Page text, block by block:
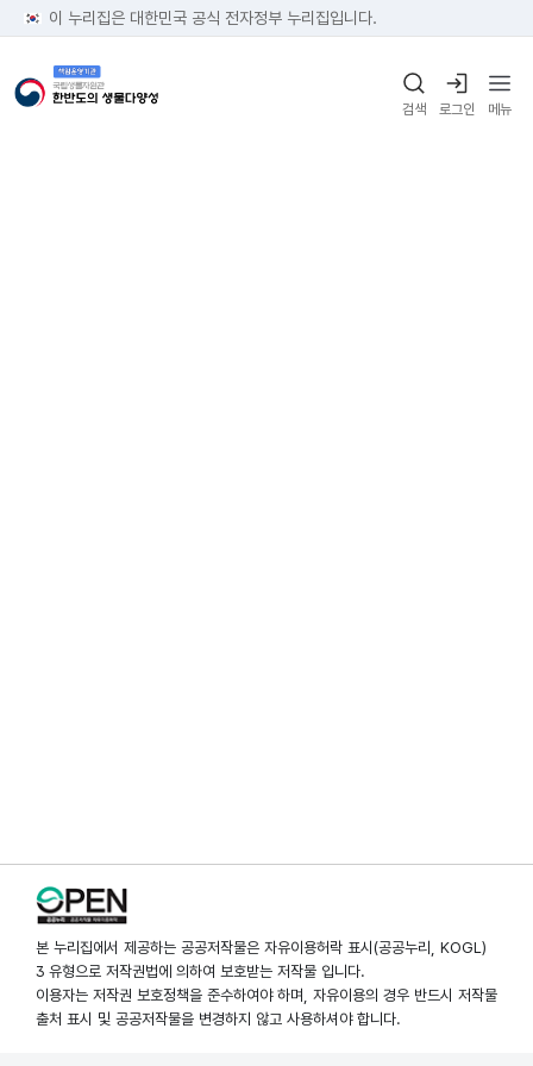
이 누리집은 대한민국 공식 전자정부 누리집입니다.
검색 로그인 메뉴
본 누리집에서 제공하는 공공저작물은 자유이용허락 표시(공공누리, KOGL)
3 유형으로 저작권법에 의하여 보호받는 저작물 입니다.
이용자는 저작권 보호정책을 준수하여야 하며, 자유이용의 경우 반드시 저작물
출처 표시 및 공공저작물을 변경하지 않고 사용하셔야 합니다.